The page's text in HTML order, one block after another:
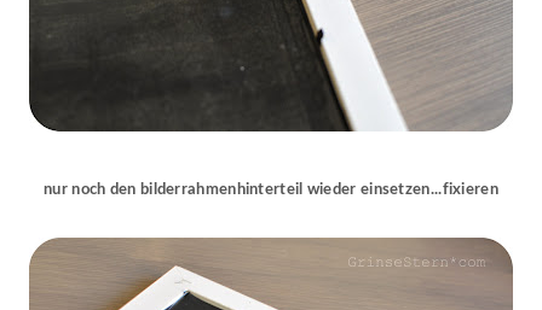
nur noch den bilderrahmenhinterteil wieder einsetzen...fixieren